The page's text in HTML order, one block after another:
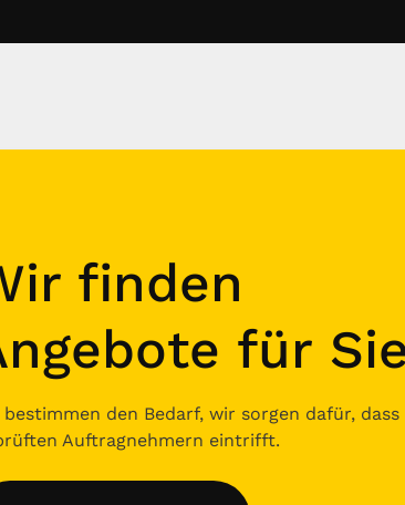
finden
für
bestimmen den Bedarf, wir sorgen dafür, dass
Auftragnehmern eintrifft.